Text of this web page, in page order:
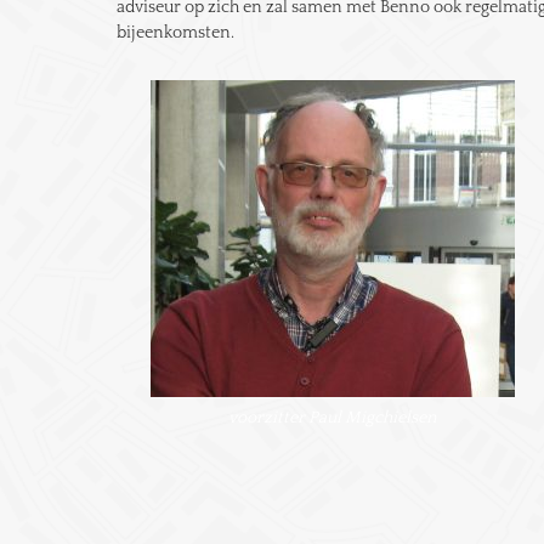
adviseur op zich en zal samen met Benno ook
bijeenkomsten.